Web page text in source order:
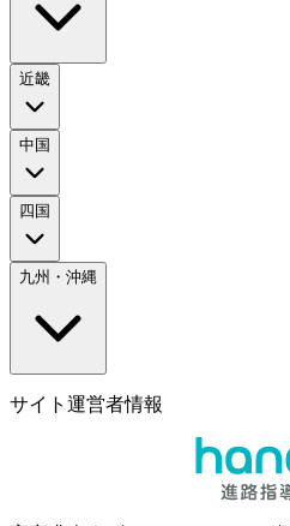
近畿
中国
四国
九州・沖縄
サイト運営者情報